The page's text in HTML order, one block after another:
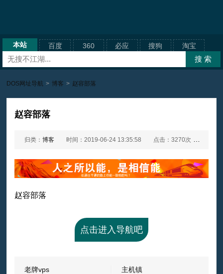
本站 百度 360 必应 搜狗 淘宝
DOS网址导航 > 博客 > 赵容部落
赵容部落
归类：博客 时间：2019-06-24 13:35:58 点击：3270次
赵容部落
点击进入导航吧
老牌vps
主机镇